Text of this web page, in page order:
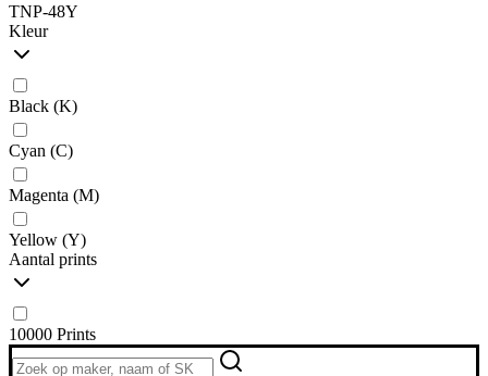
TNP-48Y
Kleur
Black (K)
Cyan (C)
Magenta (M)
Yellow (Y)
Aantal prints
10000 Prints